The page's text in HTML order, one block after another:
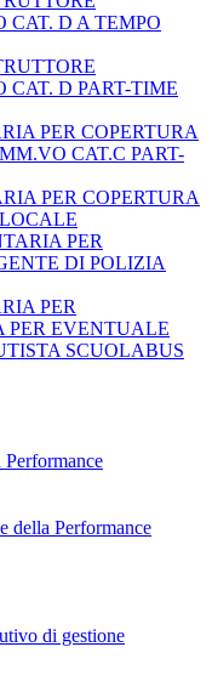
D A TEMPO
D PART-TIME
PER COPERTURA
CAT.C PART-
PER COPERTURA
PER
DI POLIZIA
PER
PER EVENTUALE
SCUOLABUS
Performance
della Performance
di gestione